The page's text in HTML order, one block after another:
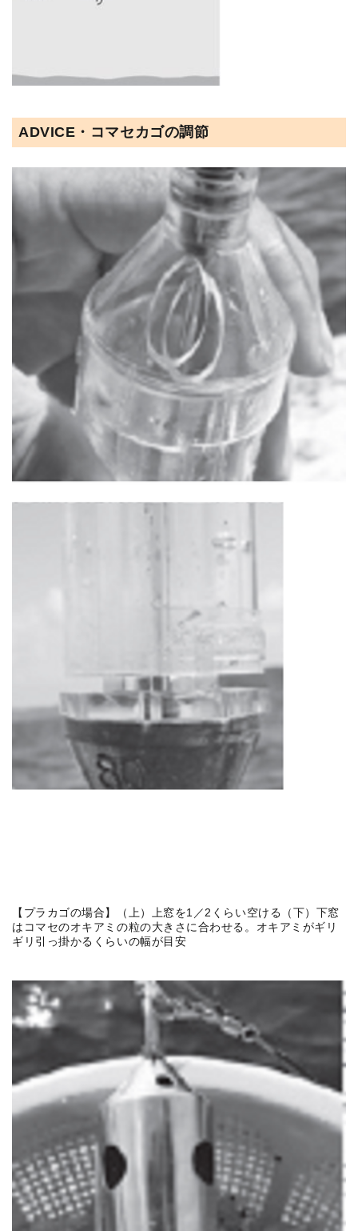
ADVICE・コマセカゴの調節
【プラカゴの場合】（上）上窓を1／2くらい空ける（下）下窓
はコマセのオキアミの粒の大きさに合わせる。オキアミがギリ
ギリ引っ掛かるくらいの幅が目安